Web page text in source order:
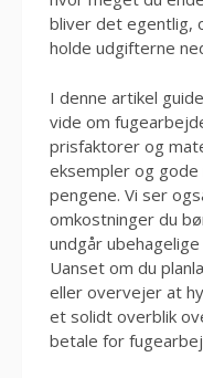
bliver det egentlig,
holde udgifterne
I denne artikel
vide om
prisfaktorer og
eksempler og
pengene. Vi ser
omkostninger du
undgår
Uanset om du
eller overvejer at
et solidt overblik
betale for